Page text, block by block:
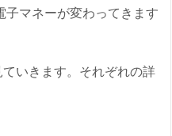
子マネーが変わってきます
いきます。それぞれの詳